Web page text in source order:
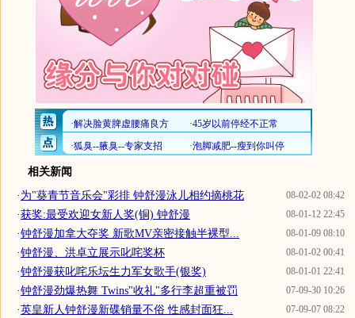
相关新闻
08-02-02 08:42
·为"葵青节音乐会"彩排 钟舒漫泳儿相约摘桃花
08-01-12 22:45
·获奖:最受欢迎女新人奖(铜) 钟舒漫
08-01-09 08:10
·钟舒漫加拿大夺奖 新歌MV亲密接触半裸型...
08-01-02 00:41
·钟舒漫、洪卓立展示叱咤奖杯
08-01-01 22:41
·钟舒漫获叱咤乐坛生力军女歌手(银奖)
07-09-30 10:26
·钟舒漫劲爆热舞 Twins"收礼"多行李超重被罚
07-09-07 08:22
·英皇新人钟舒漫新碟销量不俗 性感封面狂...